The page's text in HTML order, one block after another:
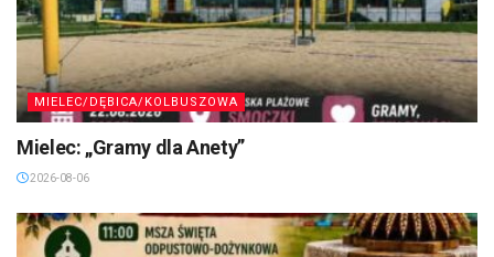
MIELEC/DĘBICA/KOLBUSZOWA
Mielec: „Gramy dla Anety”
2026-08-06